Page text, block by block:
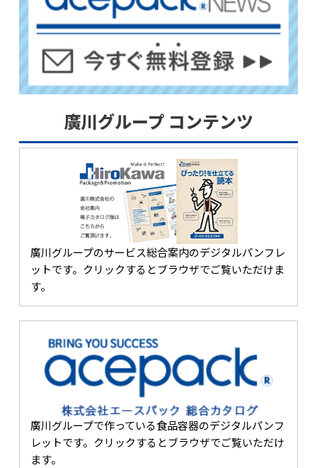
廣川グループ コンテンツ
廣川グループのサービス総合案内のデジタルパンフレ
ットです。クリックするとブラウザでご覧いただけま
す。
廣川グループで作っている食品容器のデジタルパンフ
レットです。クリックするとブラウザでご覧いただけ
ます。